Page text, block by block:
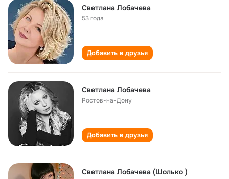
Светлана Лобачева
53 года
Добавить в друзья
Светлана Лобачева
Ростов-на-Дону
Добавить в друзья
Светлана Лобачева (Шолько )